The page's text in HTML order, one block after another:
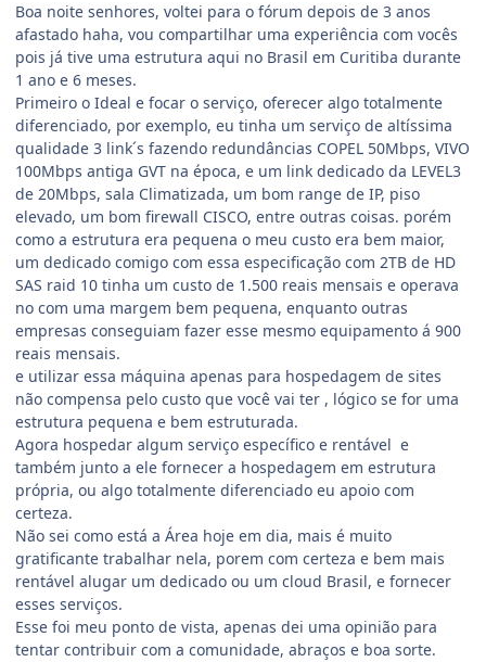
Boa noite senhores, voltei para o fórum depois de 3 anos
afastado haha, vou compartilhar uma experiência com vocês
pois já tive uma estrutura aqui no Brasil em Curitiba durante
1 ano e 6 meses.
Primeiro o Ideal e focar o serviço, oferecer algo totalmente
diferenciado, por exemplo, eu tinha um serviço de altíssima
qualidade 3 link´s fazendo redundâncias COPEL 50Mbps, VIVO
100Mbps antiga GVT na época, e um link dedicado da LEVEL3
de 20Mbps, sala Climatizada, um bom range de IP, piso
elevado, um bom firewall CISCO, entre outras coisas. porém
como a estrutura era pequena o meu custo era bem maior,
um dedicado comigo com essa especificação com 2TB de HD
SAS raid 10 tinha um custo de 1.500 reais mensais e operava
no com uma margem bem pequena, enquanto outras
empresas conseguiam fazer esse mesmo equipamento á 900
reais mensais.
e utilizar essa máquina apenas para hospedagem de sites
não compensa pelo custo que você vai ter , lógico se for uma
estrutura pequena e bem estruturada.
Agora hospedar algum serviço específico e rentável e
também junto a ele fornecer a hospedagem em estrutura
própria, ou algo totalmente diferenciado eu apoio com
certeza.
Não sei como está a Área hoje em dia, mais é muito
gratificante trabalhar nela, porem com certeza e bem mais
rentável alugar um dedicado ou um cloud Brasil, e fornecer
esses serviços.
Esse foi meu ponto de vista, apenas dei uma opinião para
tentar contribuir com a comunidade, abraços e boa sorte.